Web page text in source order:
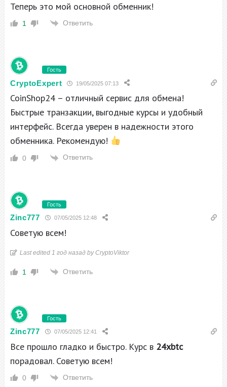
Теперь это мой основной обменник!
1 Ответить
Гость
CryptoExpert 19/05/2025 07:13
CoinShop24 – отличный сервис для обмена!
Быстрые транзакции, выгодные курсы и удобный
интерфейс. Всегда уверен в надежности этого
обменника. Рекомендую!
0 Ответить
Гость
Zinc777 07/05/2025 12:48
Советую всем!
Last edited 1 год назад by CryptoViktor
1 Ответить
Гость
Zinc777 07/05/2025 12:41
Все прошло гладко и быстро. Курс в 24xbtc
порадовал. Советую всем!
0 Ответить